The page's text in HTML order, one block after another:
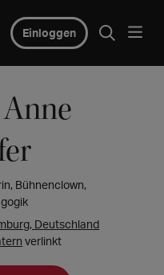
Einloggen
Bühnenclown,
Deutschland
verlinkt